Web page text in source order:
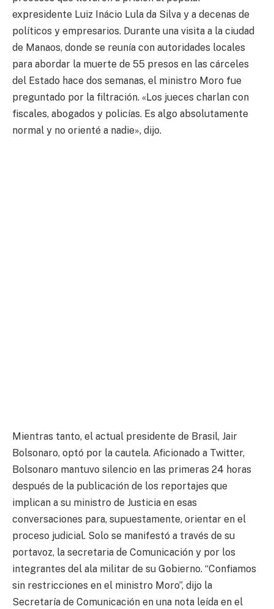
expresidente Luiz Inácio Lula da Silva y a decenas de
políticos y empresarios. Durante una visita a la ciudad
de Manaos, donde se reunía con autoridades locales
para abordar la muerte de 55 presos en las cárceles
del Estado hace dos semanas, el ministro Moro fue
preguntado por la filtración. «Los jueces charlan con
fiscales, abogados y policías. Es algo absolutamente
normal y no orienté a nadie», dijo.
Mientras tanto, el actual presidente de Brasil, Jair
Bolsonaro, optó por la cautela. Aficionado a Twitter,
Bolsonaro mantuvo silencio en las primeras 24 horas
después de la publicación de los reportajes que
implican a su ministro de Justicia en esas
conversaciones para, supuestamente, orientar en el
proceso judicial. Solo se manifestó a través de su
portavoz, la secretaria de Comunicación y por los
integrantes del ala militar de su Gobierno. “Confiamos
sin restricciones en el ministro Moro”, dijo la
Secretaría de Comunicación en una nota leída en el